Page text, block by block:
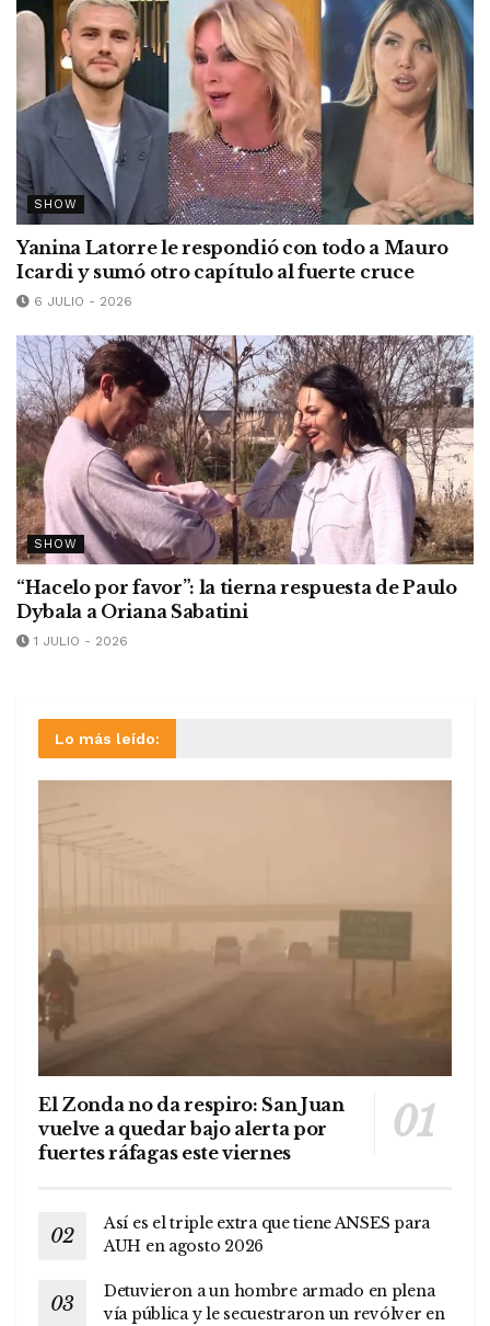
SHOW
Yanina Latorre le respondió con todo a Mauro
Icardi y sumó otro capítulo al fuerte cruce
6 JULIO - 2026
SHOW
“Hacelo por favor”: la tierna respuesta de Paulo
Dybala a Oriana Sabatini
1 JULIO - 2026
Lo más leído:
El Zonda no da respiro: San Juan
vuelve a quedar bajo alerta por
fuertes ráfagas este viernes
Así es el triple extra que tiene ANSES para
AUH en agosto 2026
Detuvieron a un hombre armado en plena
vía pública y le secuestraron un revólver en